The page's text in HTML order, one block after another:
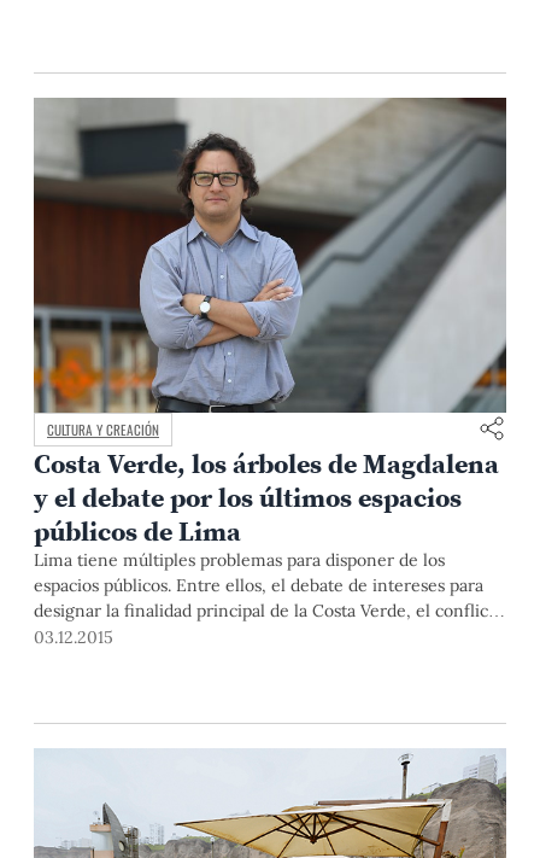
CULTURA Y CREACIÓN
Costa Verde, los árboles de Magdalena
y el debate por los últimos espacios
públicos de Lima
Lima tiene múltiples problemas para disponer de los
espacios públicos. Entre ellos, el debate de intereses para
designar la finalidad principal de la Costa Verde, el conflicto
por rescatar las pocas áreas verdes que quedan en la urbe y
03.12.2015